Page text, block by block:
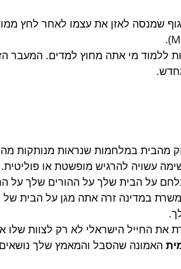
שמנסה לאזן את עצמו לאחר לחץ
ללמוד מי אתה מחוץ למדים. המעבר
מהבית במלחמות שנראות מנותקות
עשויה להרגיש מופשטת או פוליטית.
על הבית שלך על ההורים שלך על
במדינה זרה אתה מגן על הבית
את החייל הישראלי לא רק לצוות שלו
האמונה שהסבל והמאמץ שלך